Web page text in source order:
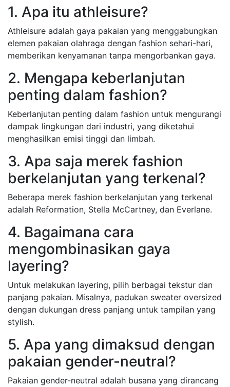
1. Apa itu athleisure?
Athleisure adalah gaya pakaian yang menggabungkan
elemen pakaian olahraga dengan fashion sehari-hari,
memberikan kenyamanan tanpa mengorbankan gaya.
2. Mengapa keberlanjutan
penting dalam fashion?
Keberlanjutan penting dalam fashion untuk mengurangi
dampak lingkungan dari industri, yang diketahui
menghasilkan emisi tinggi dan limbah.
3. Apa saja merek fashion
berkelanjutan yang terkenal?
Beberapa merek fashion berkelanjutan yang terkenal
adalah Reformation, Stella McCartney, dan Everlane.
4. Bagaimana cara
mengombinasikan gaya
layering?
Untuk melakukan layering, pilih berbagai tekstur dan
panjang pakaian. Misalnya, padukan sweater oversized
dengan dukungan dress panjang untuk tampilan yang
stylish.
5. Apa yang dimaksud dengan
pakaian gender-neutral?
Pakaian gender-neutral adalah busana yang dirancang